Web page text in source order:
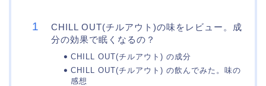
CHILL OUT(チルアウト)の味をレビュー。成
分の効果で眠くなるの？
CHILL OUT(チルアウト) の成分
CHILL OUT(チルアウト) の飲んでみた。味の
感想